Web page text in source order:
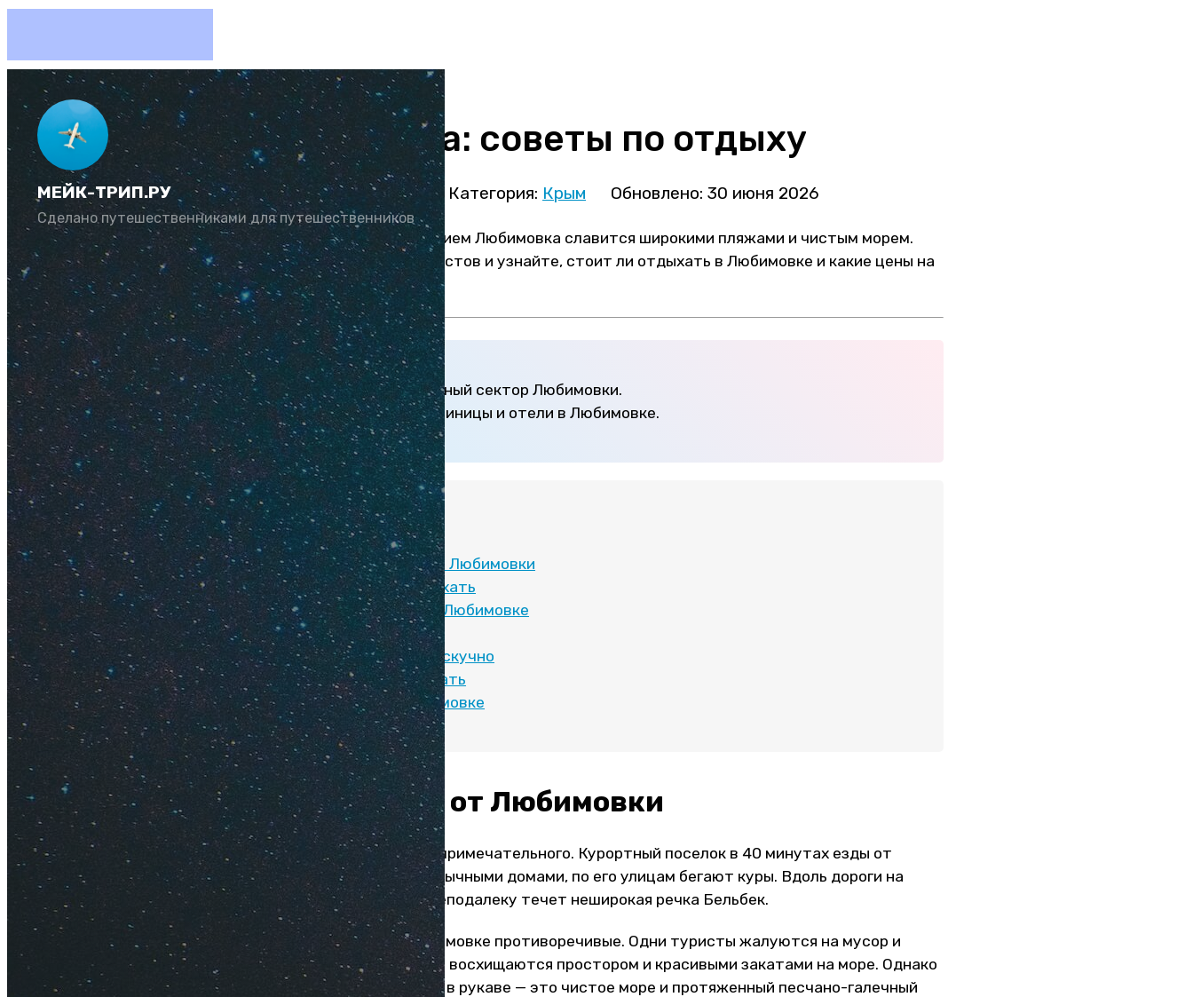
МЕЙК-ТРИП.РУ
Сделано путешественниками для путешественников
Любимовка: советы по отдыху
Автор: Юлия Козлова Категория: Крым Обновлено: 30 июня 2026
Поселок с теплым названием Любимовка славится широкими пляжами и чистым морем.
Посмотрите отзывы туристов и узнайте, стоит ли отдыхать в Любимовке и какие цены на
курорте летом 2026.
Суточно — частный сектор Любимовки.
Hotellook— гостиницы и отели в Любимовке.
Содержание:
Впечатления от Любимовки
Дорого ли отдыхать
Море и пляжи в Любимовке
Отдых с детьми
Интересно или скучно
Когда лучше ехать
Отзывы о Любимовке
Впечатления от Любимовки
В Любимовке нет ничего примечательного. Курортный поселок в 40 минутах езды от
Севастополя застроен обычными домами, по его улицам бегают куры. Вдоль дороги на
пляже растет камыш, а неподалеку течет неширокая речка Бельбек.
Отзывы об отдыхе в Любимовке противоречивые. Одни туристы жалуются на мусор и
неустроенность, а другие восхищаются простором и красивыми закатами на море. Однако
у Любимовки есть козырь в рукаве — это чистое море и протяженный песчано-галечный